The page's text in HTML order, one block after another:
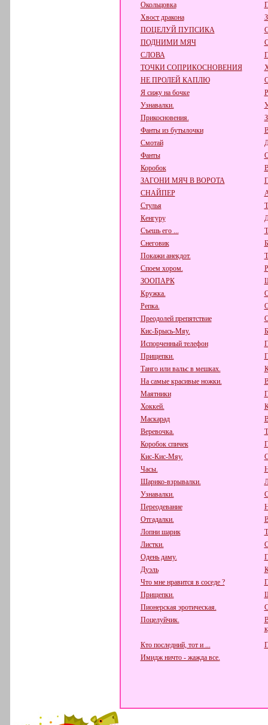
Окольцовка
Хвост дракона
ПОЦЕЛУЙ ПУПСИКА
ПОДНИМИ МЯЧ
СЛОВА
ТОЧКИ СОПРИКОСНОВЕНИЯ
НЕ ПРОЛЕЙ КАПЛЮ
Я сижу на бочке
Узнавалки.
Прикосновения.
Фанты из бутылочки
Смотай
Фанты
Коробок
ЗАГОНИ МЯЧ В ВОРОТА
СНАЙПЕР
Стулья
Кенгуру
Съешь его ...
Снеговик
Покажи анекдот.
Споем хором.
ЗООПАРК
Кружка.
Репка.
Преодолей препятствие
Кис-Брысь-Мяу.
Испорченный телефон
Прищепки.
Танго или вальс в мешках.
На самые красивые ножки.
Маятники
Хоккей.
Маскарад
Веревочка.
Коробок спичек
Кис-Кис-Мяу.
Часы.
Шарико-взрывалки.
Узнавалки.
Переодевание
Отгадалки.
Лопни шарик
Листки.
Одень даму.
Дуэль
Что мне нравится в соседе ?
Прищепки.
Пионерская эротическая.
Поцелуйчик.
Кто последний, тот и ...
Имидж ничто - жажда все.